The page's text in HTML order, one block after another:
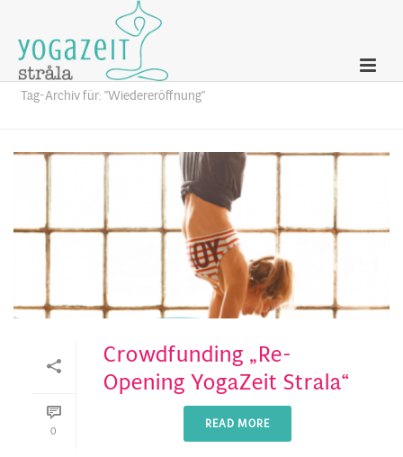
Archives
Tag-Archiv für: "Wiedereröffnung"
0
Crowdfunding „Re-
Opening YogaZeit Strala“
READ MORE